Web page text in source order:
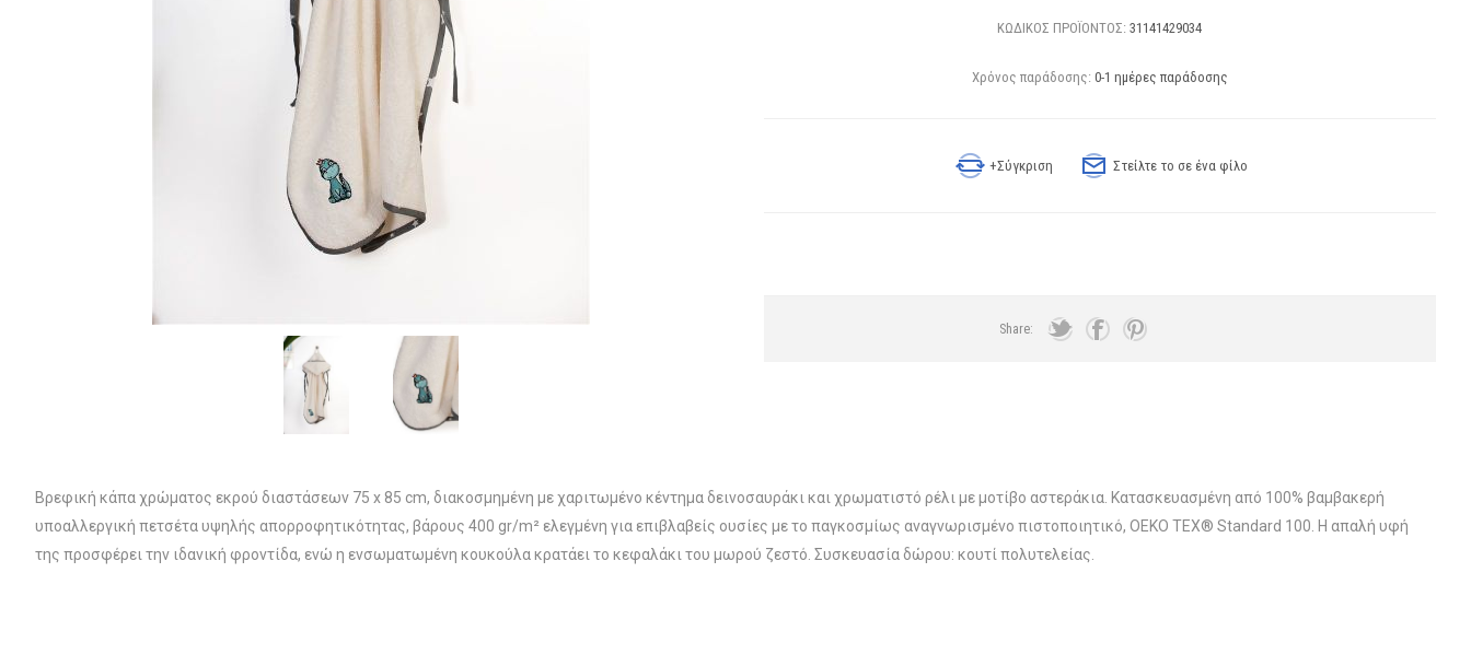
ΚΩΔΙΚΟΣ ΠΡΟΪΟΝΤΟΣ: 31141429034
Χρόνος παράδοσης: 0-1 ημέρες παράδοσης
+Σύγκριση Στείλτε το σε ένα φίλο
Share:
Βρεφική κάπα χρώματος εκρού διαστάσεων 75 x 85 cm, διακοσμημένη με χαριτωμένο κέντημα δεινοσαυράκι και χρωματιστό ρέλι με μοτίβο αστεράκια. Κατασκευασμένη από 100% βαμβακερή
υποαλλεργική πετσέτα υψηλής απορροφητικότητας, βάρους 400 gr/m² ελεγμένη για επιβλαβείς ουσίες με το παγκοσμίως αναγνωρισμένο πιστοποιητικό, OEKO TEX® Standard 100. Η απαλή υφή
της προσφέρει την ιδανική φροντίδα, ενώ η ενσωματωμένη κουκούλα κρατάει το κεφαλάκι του μωρού ζεστό. Συσκευασία δώρου: κουτί πολυτελείας.